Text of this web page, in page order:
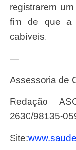
registrarem
fim de que a
cabíveis.
—
Assessoria de
Redação ASCOM (84)- 3232-2618/3232-
2630/98135-
Site: